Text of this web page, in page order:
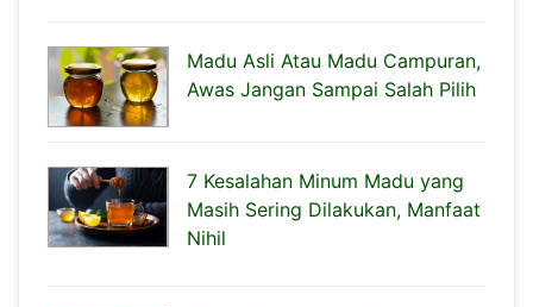
Madu Asli Atau Madu Campuran,
Awas Jangan Sampai Salah Pilih
7 Kesalahan Minum Madu yang
Masih Sering Dilakukan, Manfaat
Nihil